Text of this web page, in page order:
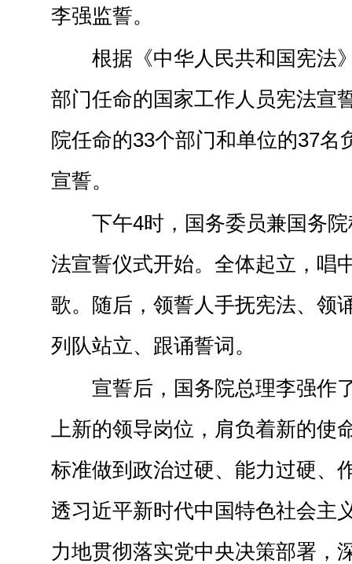
李强监誓。
根据《中华人民共和国宪法
部门任命的国家工作人员宪法宣
院任命的33个部门和单位的37名
宣誓。
下午4时，国务委员兼国务
法宣誓仪式开始。全体起立，唱
歌。随后，领誓人手抚宪法、领
列队站立、跟诵誓词。
宣誓后，国务院总理李强作
上新的领导岗位，肩负着新的使
标准做到政治过硬、能力过硬、
透习近平新时代中国特色社会主
力地贯彻落实党中央决策部署，